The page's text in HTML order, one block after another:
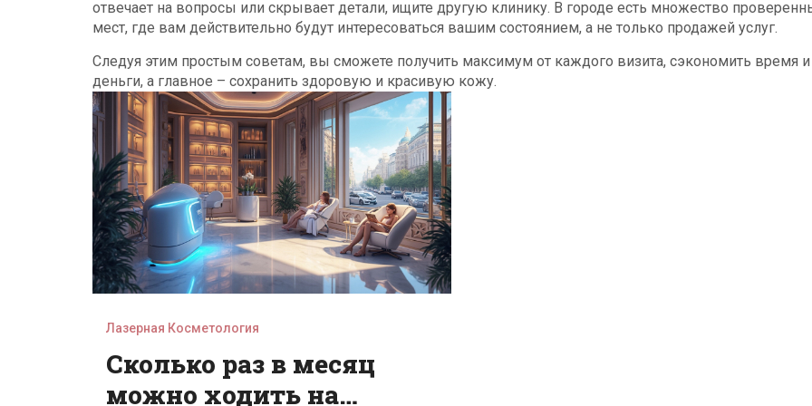
отвечает на вопросы или скрывает детали, ищите другую клинику. В городе есть множество
мест, где вам действительно будут интересоваться вашим состоянием, а не только продажей услуг.
Следуя этим простым советам, вы сможете получить максимум от каждого визита, сэкономить время и
деньги, а главное – сохранить здоровую и красивую кожу.
Лазерная Косметология
Сколько раз в месяц
можно ходить на